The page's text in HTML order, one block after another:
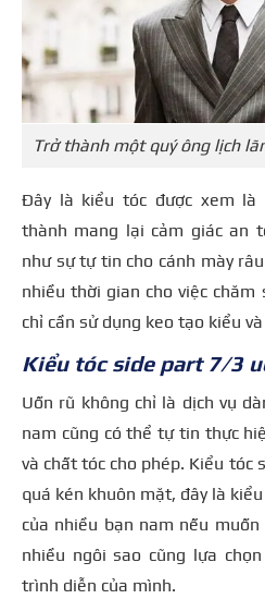
Trở thành một quý ông lịch
Đây là kiểu tóc được xem là
thành mang lại cảm giác an
như sự tự tin cho cánh mày
nhiều thời gian cho việc chăm
chỉ cần sử dụng keo tạo kiểu
Kiểu tóc side part 7/3
Uốn rũ không chỉ là dịch vụ
nam cũng có thể tự tin thực
và chất tóc cho phép. Kiểu tóc
quá kén khuôn mặt, đây là
của nhiều bạn nam nếu
nhiều ngôi sao cũng lựa
trình diễn của mình.